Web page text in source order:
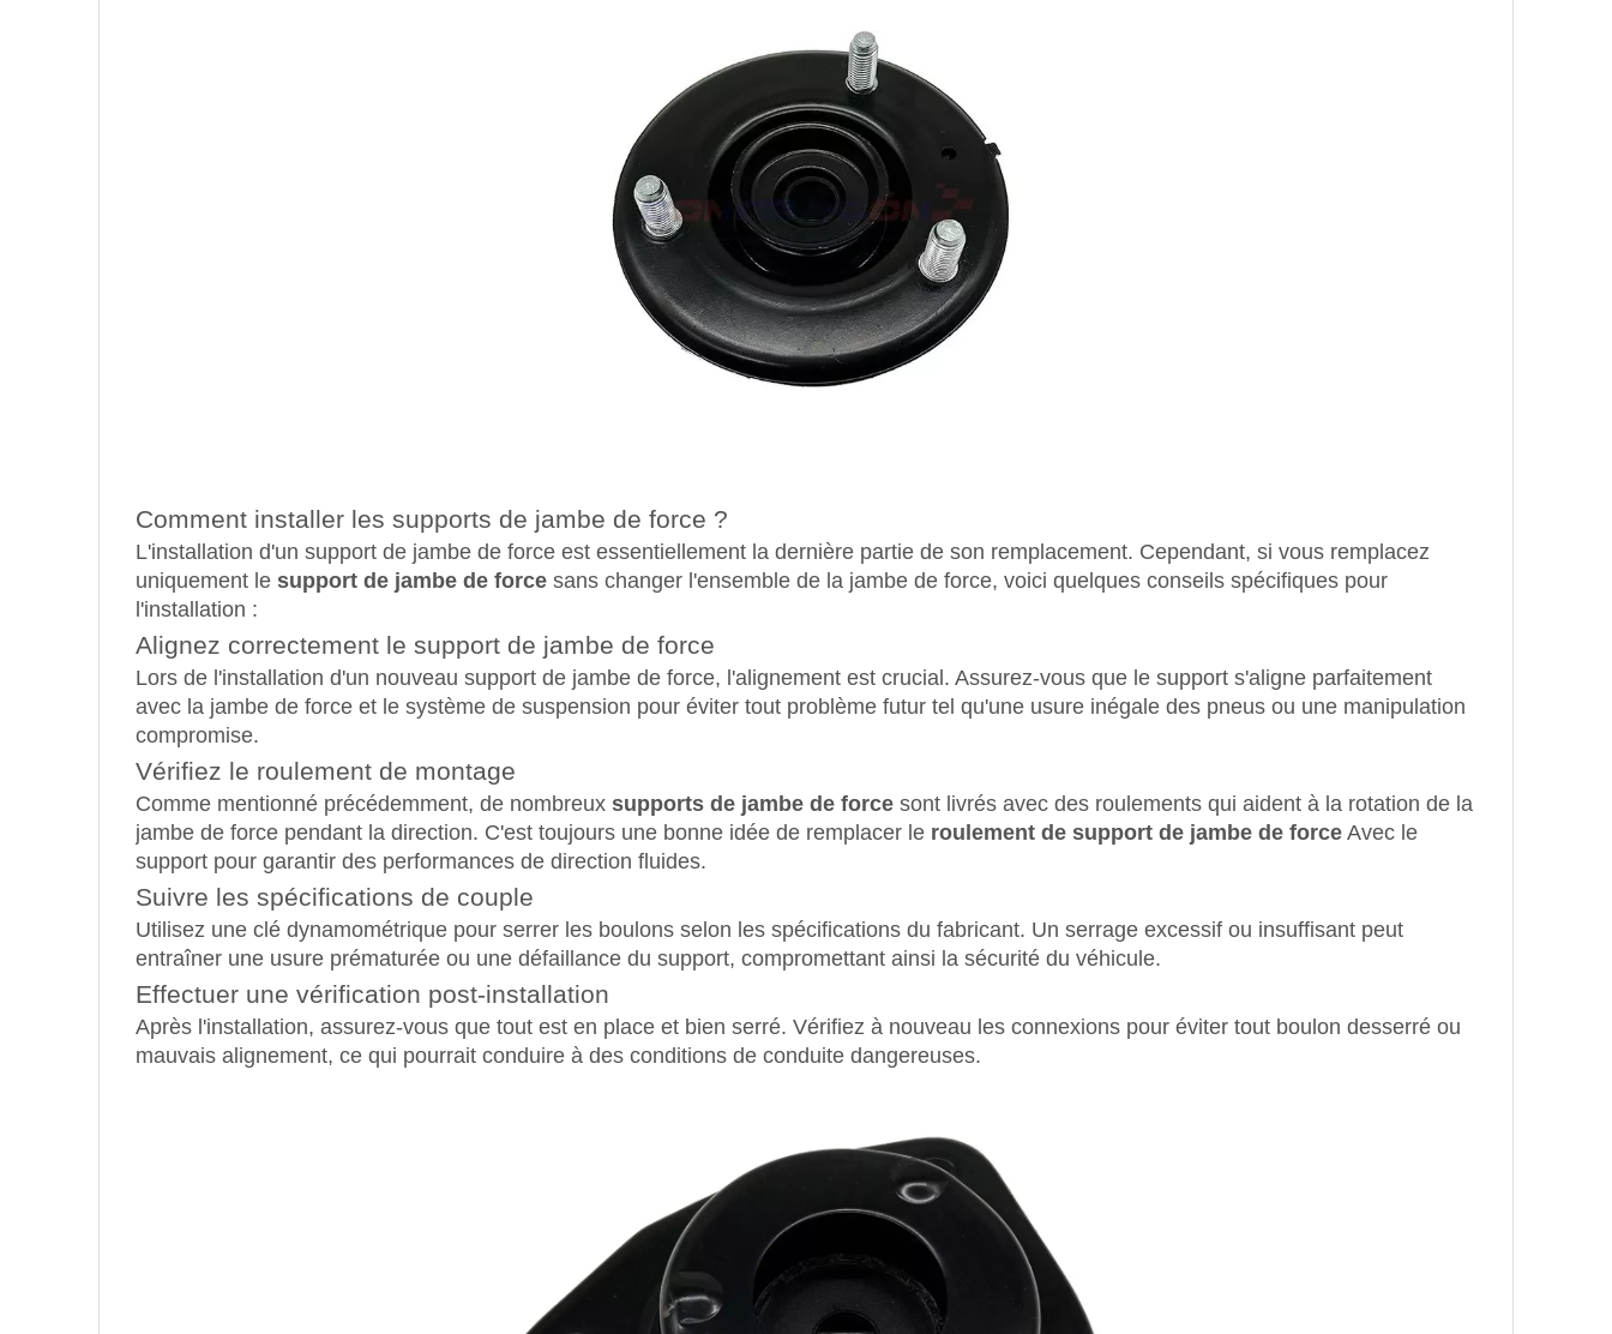
Comment installer les supports de jambe de force ?
L'installation d'un support de jambe de force est essentiellement la dernière partie de son remplacement. Cependant, si vous remplacez
uniquement le support de jambe de force sans changer l'ensemble de la jambe de force, voici quelques conseils spécifiques pour
l'installation :
Alignez correctement le support de jambe de force
Lors de l'installation d'un nouveau support de jambe de force, l'alignement est crucial. Assurez-vous que le support s'aligne parfaitement
avec la jambe de force et le système de suspension pour éviter tout problème futur tel qu'une usure inégale des pneus ou une manipulation
compromise.
Vérifiez le roulement de montage
Comme mentionné précédemment, de nombreux supports de jambe de force sont livrés avec des roulements qui aident à la rotation de la
jambe de force pendant la direction. C'est toujours une bonne idée de remplacer le roulement de support de jambe de force Avec le
support pour garantir des performances de direction fluides.
Suivre les spécifications de couple
Utilisez une clé dynamométrique pour serrer les boulons selon les spécifications du fabricant. Un serrage excessif ou insuffisant peut
entraîner une usure prématurée ou une défaillance du support, compromettant ainsi la sécurité du véhicule.
Effectuer une vérification post-installation
Après l'installation, assurez-vous que tout est en place et bien serré. Vérifiez à nouveau les connexions pour éviter tout boulon desserré ou
mauvais alignement, ce qui pourrait conduire à des conditions de conduite dangereuses.